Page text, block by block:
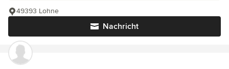
Nachricht
49393 Lohne